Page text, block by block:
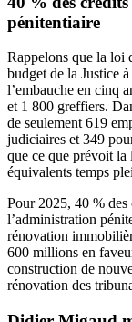
pénitentiaire
Rappelons que la loi
budget de la Justice
l’embauche en cinq
et 1 800 greffiers.
de seulement 619
judiciaires et 349
que ce que prévoit
équivalents temps
Pour 2025, 40 % des
l’administration
rénovation
600 millions en
construction de
rénovation des